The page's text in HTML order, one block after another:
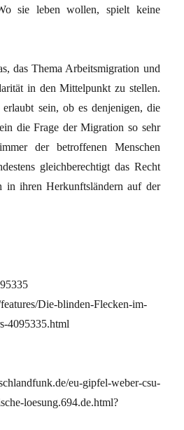
sie leben wollen, spielt keine
das Thema Arbeitsmigration und
in den Mittelpunkt zu stellen.
sein, ob es denjenigen, die
die Frage der Migration so sehr
der betroffenen Menschen
gleichberechtigt das Recht
in ihren Herkunftsländern auf der
Die-blinden-Flecken-im-
4095335.html
eu-gipfel-weber-csu-
loesung.694.de.html?